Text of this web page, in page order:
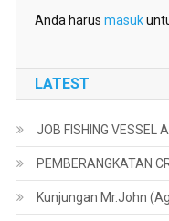
Anda harus masuk
LATEST
JOB FISHING VESSEL
PEMBERANGKATAN
Kunjungan Mr.John